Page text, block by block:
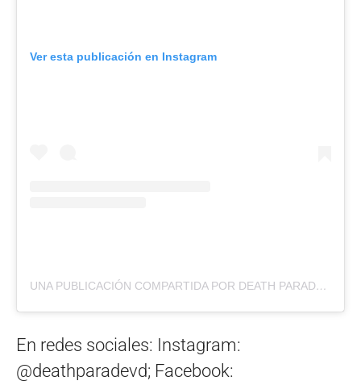
Ver esta publicación en Instagram
UNA PUBLICACIÓN COMPARTIDA POR DEATH PARADE (@DEATHPARADEVD)
En redes sociales: Instagram:
@deathparadevd; Facebook: